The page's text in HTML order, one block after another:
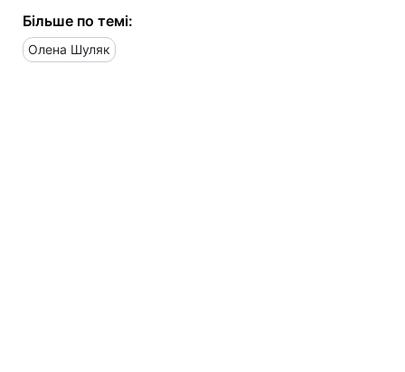
Більше по темі:
Олена Шуляк